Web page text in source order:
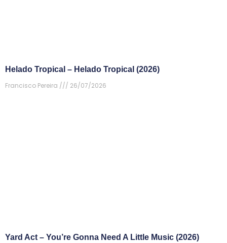
Helado Tropical – Helado Tropical (2026)
Francisco Pereira
26/07/2026
Yard Act – You’re Gonna Need A Little Music (2026)